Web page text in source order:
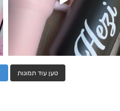
טען עוד תמונות